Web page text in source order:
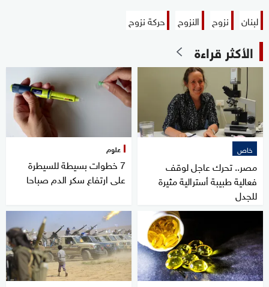
لبنان نزوح النزوح حركة نزوح
الأكثر قراءة
خاص
مصر.. تحرك عاجل لوقف
فعالية طبيبة أسترالية مثيرة
للجدل
علوم
7 خطوات بسيطة للسيطرة
على ارتفاع سكر الدم صباحا